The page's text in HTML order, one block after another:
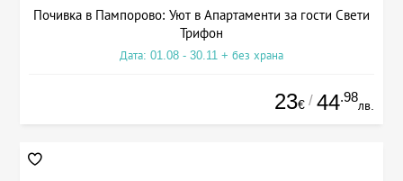
Почивка в Пампорово: Уют в Апартаменти за гости Свети
Трифон
Дата: 01.08 - 30.11 + без храна
23€ / 44.98
лв.